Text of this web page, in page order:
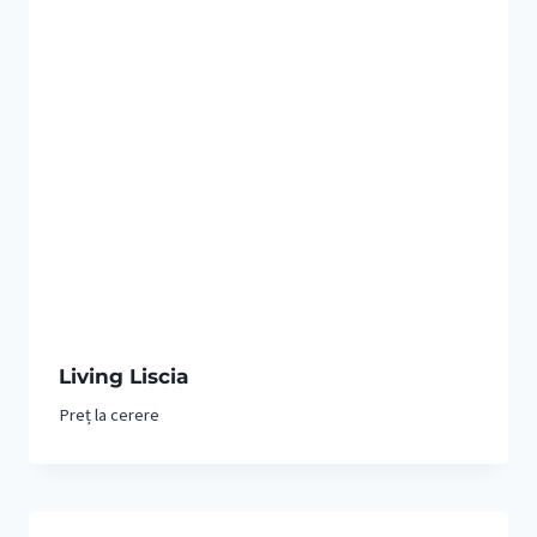
Living Liscia
Preț la cerere